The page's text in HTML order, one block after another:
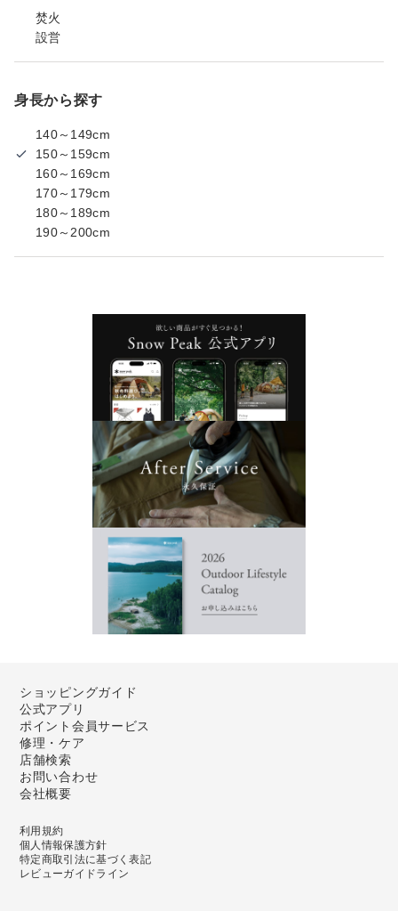
焚火
設営
身長から探す
140～149cm
150～159cm
160～169cm
170～179cm
180～189cm
190～200cm
ショッピングガイド
公式アプリ
ポイント会員サービス
修理・ケア
店舗検索
お問い合わせ
会社概要
利用規約
個人情報保護方針
特定商取引法に基づく表記
レビューガイドライン